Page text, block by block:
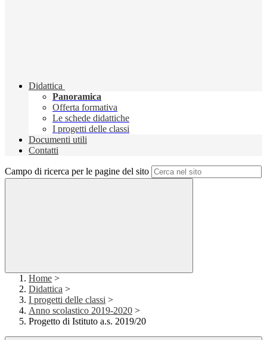
Didattica
Panoramica
Offerta formativa
Le schede didattiche
I progetti delle classi
Documenti utili
Contatti
Campo di ricerca per le pagine del sito
Home >
Didattica >
I progetti delle classi >
Anno scolastico 2019-2020 >
Progetto di Istituto a.s. 2019/20